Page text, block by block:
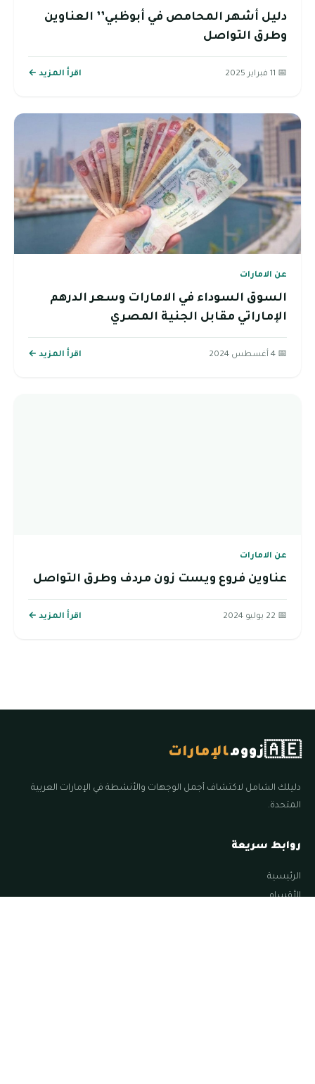
دليل أشهر المحامص في أبوظبي’’ العناوين
وطرق التواصل
📅 11 فبراير 2025 اقرأ المزيد ←
عن الامارات
السوق السوداء في الامارات وسعر الدرهم
الإماراتي مقابل الجنية المصري
📅 4 أغسطس 2024 اقرأ المزيد ←
عن الامارات
عناوين فروع ويست زون مردف وطرق التواصل
📅 22 يوليو 2024 اقرأ المزيد ←
🇦🇪زوومالإمارات
دليلك الشامل لاكتشاف أجمل الوجهات والأنشطة في الإمارات العربية
المتحدة.
روابط سريعة
الرئيسية
الأقسام